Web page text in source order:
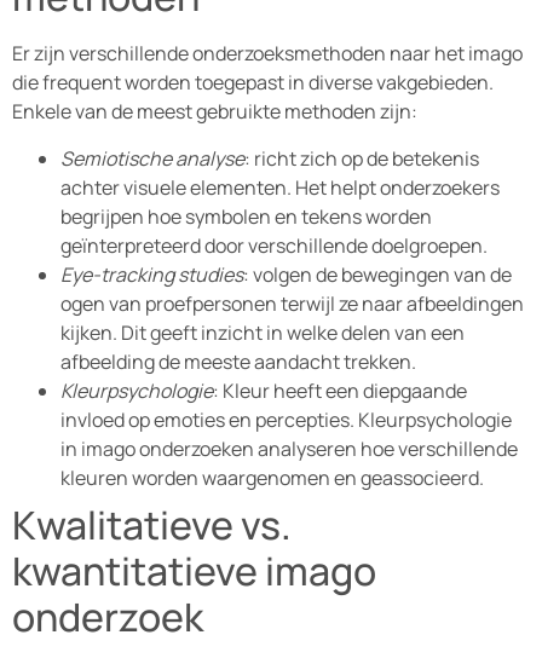
Er zijn verschillende onderzoeksmethoden naar het imago
die frequent worden toegepast in diverse vakgebieden.
Enkele van de meest gebruikte methoden zijn:
Semiotische analyse: richt zich op de betekenis
achter visuele elementen. Het helpt onderzoekers
begrijpen hoe symbolen en tekens worden
geïnterpreteerd door verschillende doelgroepen.
Eye-tracking studies: volgen de bewegingen van de
ogen van proefpersonen terwijl ze naar afbeeldingen
kijken. Dit geeft inzicht in welke delen van een
afbeelding de meeste aandacht trekken.
Kleurpsychologie: Kleur heeft een diepgaande
invloed op emoties en percepties. Kleurpsychologie
in imago onderzoeken analyseren hoe verschillende
kleuren worden waargenomen en geassocieerd.
Kwalitatieve vs.
kwantitatieve imago
onderzoek